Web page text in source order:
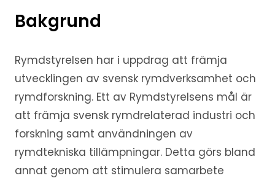
Bakgrund
Rymdstyrelsen har i uppdrag att främja
utvecklingen av svensk rymdverksamhet och
rymdforskning. Ett av Rymdstyrelsens mål är
att främja svensk rymdrelaterad industri och
forskning samt användningen av
rymdtekniska tillämpningar. Detta görs bland
annat genom att stimulera samarbete